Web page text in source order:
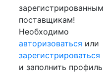
зарегистрированным
поставщикам!
Необходимо
авторизоваться или
зарегистрироваться
и заполнить профиль